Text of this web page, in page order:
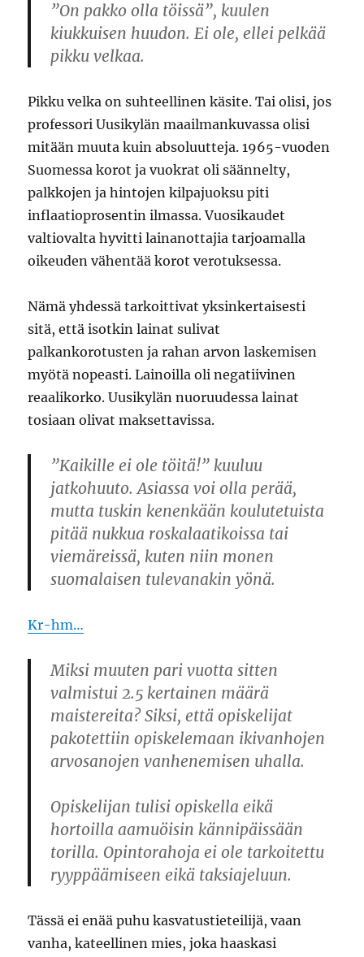
”On pakko olla töissä”, kuulen
kiukkuisen huudon. Ei ole, ellei pelkää
pikku velkaa.
Pikku velka on suhteellinen käsite. Tai olisi, jos
professori Uusikylän maailmankuvassa olisi
mitään muuta kuin absoluutteja. 1965-vuoden
Suomessa korot ja vuokrat oli säännelty,
palkkojen ja hintojen kilpajuoksu piti
inflaatioprosentin ilmassa. Vuosikaudet
valtiovalta hyvitti lainanottajia tarjoamalla
oikeuden vähentää korot verotuksessa.
Nämä yhdessä tarkoittivat yksinkertaisesti
sitä, että isotkin lainat sulivat
palkankorotusten ja rahan arvon laskemisen
myötä nopeasti. Lainoilla oli negatiivinen
reaalikorko. Uusikylän nuoruudessa lainat
tosiaan olivat maksettavissa.
”Kaikille ei ole töitä!” kuuluu
jatkohuuto. Asiassa voi olla perää,
mutta tuskin kenenkään koulutetuista
pitää nukkua roskalaatikoissa tai
viemäreissä, kuten niin monen
suomalaisen tulevanakin yönä.
Kr-hm…
Miksi muuten pari vuotta sitten
valmistui 2.5 kertainen määrä
maistereita? Siksi, että opiskelijat
pakotettiin opiskelemaan ikivanhojen
arvosanojen vanhenemisen uhalla.
Opiskelijan tulisi opiskella eikä
hortoilla aamuöisin kännipäissään
torilla. Opintorahoja ei ole tarkoitettu
ryyppäämiseen eikä taksiajeluun.
Tässä ei enää puhu kasvatustieteilijä, vaan
vanha, kateellinen mies, joka haaskasi